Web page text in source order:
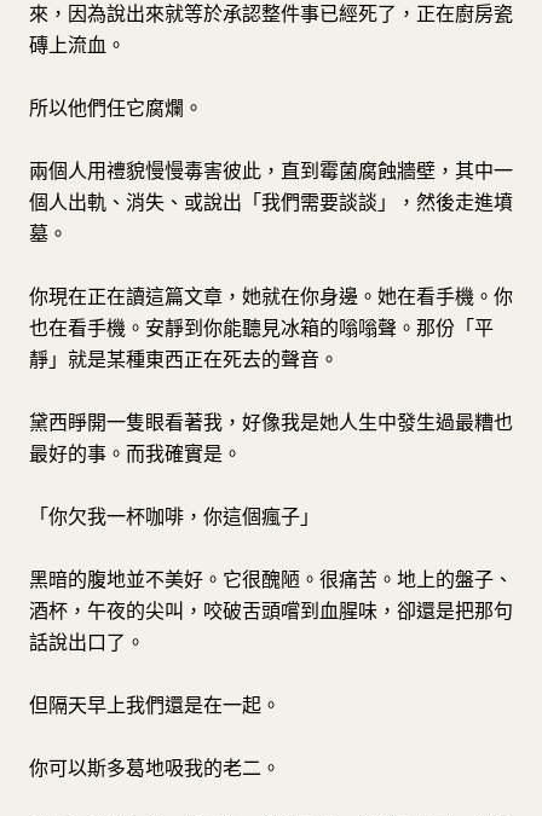
來，因為說出來就等於承認整件事已經死了，正在廚房瓷
磚上流血。
所以他們任它腐爛。
兩個人用禮貌慢慢毒害彼此，直到霉菌腐蝕牆壁，其中一
個人出軌、消失、或說出「我們需要談談」，然後走進墳
墓。
你現在正在讀這篇文章，她就在你身邊。她在看手機。你
也在看手機。安靜到你能聽見冰箱的嗡嗡聲。那份「平
靜」就是某種東西正在死去的聲音。
黛西睜開一隻眼看著我，好像我是她人生中發生過最糟也
最好的事。而我確實是。
「你欠我一杯咖啡，你這個瘋子」
黑暗的腹地並不美好。它很醜陋。很痛苦。地上的盤子、
酒杯，午夜的尖叫，咬破舌頭嚐到血腥味，卻還是把那句
話說出口了。
但隔天早上我們還是在一起。
你可以斯多葛地吸我的老二。